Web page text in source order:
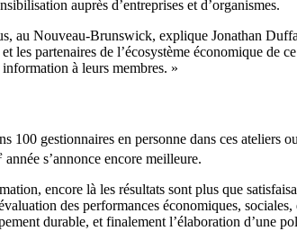
auprès d’entreprises et d’organismes.
au Nouveau-Brunswick, explique Jonathan
les partenaires de l’écosystème économique de
à leurs membres. »
gestionnaires en personne dans ces ateliers
année s’annonce encore meilleure.
encore là les résultats sont plus que
des performances économiques,
durable, et finalement l’élaboration d’une